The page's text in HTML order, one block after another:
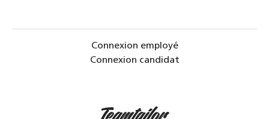
Connexion employé
Connexion candidat